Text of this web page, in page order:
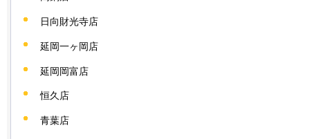
日向財光寺店
延岡一ヶ岡店
延岡岡富店
恒久店
青葉店